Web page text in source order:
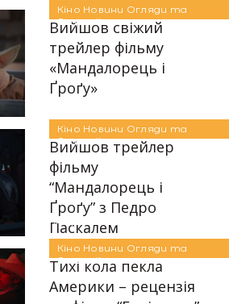
01.05.2026
Кіно Новини Огляди та
Рецензії
Вийшов свіжий
трейлер фільму
«Мандалорець і
Ґроґу»
Автор: Аліна Бондарєва
Кіно Новини Огляди та
Рецензії
Вийшов трейлер
фільму
“Мандалорець і
Ґроґу” з Педро
Паскалем
22.09.2025
Автор: Єгор Бунін
Кіно Новини Огляди та
Рецензії
Тихі кола пекла
Америки – рецензія